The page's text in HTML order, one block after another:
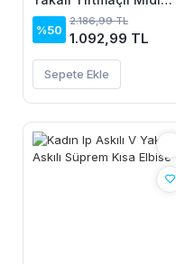
Boy Viskon Elbise
%50
2.186,99 TL
1.092,99 TL
Sepete Ekle